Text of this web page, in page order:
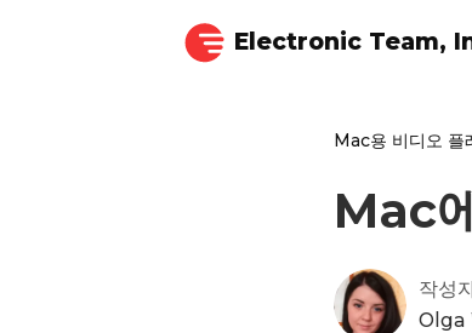
Electronic Team,
Mac용 비디오 플
Mac
작성
Olga